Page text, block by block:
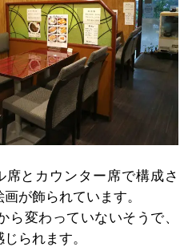
席とカウンター席で構成さ
が飾られています。
ら変わっていないそうで、
られます。